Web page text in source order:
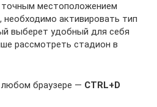
точным местоположением
активировать тип
выберет удобный для себя
рассмотреть стадион в
любом браузере — CTRL+D